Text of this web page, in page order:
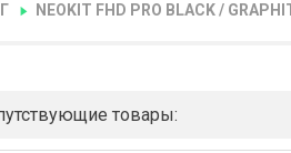
NEOKIT FHD PRO BLACK /
товары: